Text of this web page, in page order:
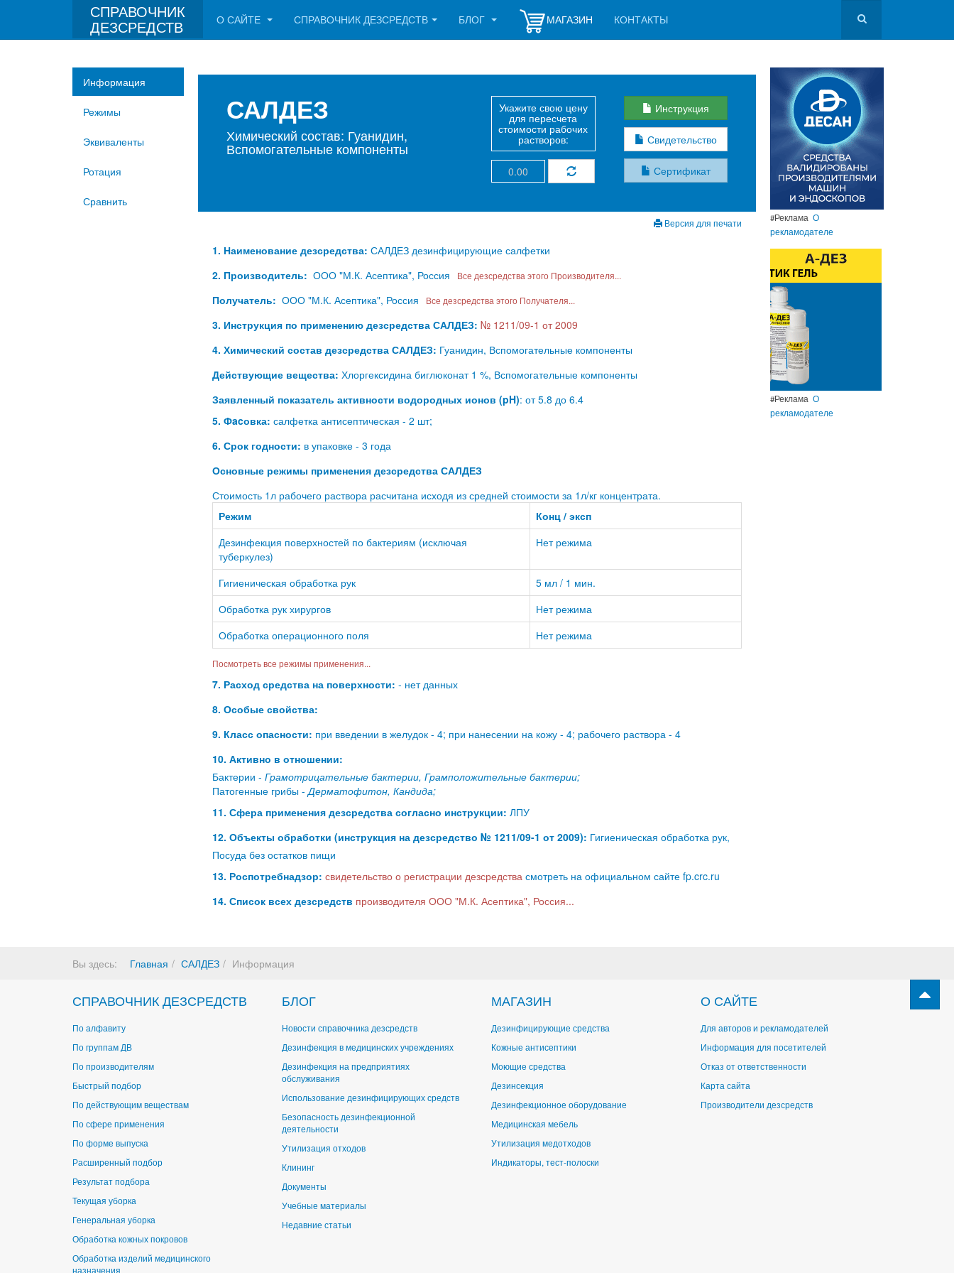
СПРАВОЧНИК
ДЕЗСРЕДСТВ О САЙТЕ СПРАВОЧНИК ДЕЗСРЕДСТВ БЛОГ МАГАЗИН КОНТАКТЫ
САЛДЕЗ
Химический состав: Гуанидин,
Вспомогательные компоненты
Укажите свою цену
для пересчета
стоимости рабочих
растворов:
Инструкция
Свидетельство
Сертификат
Версия для печати
1. Наименование дезсредства: САЛДЕЗ дезинфицирующие салфетки
2. Производитель: ООО "М.К. Асептика", Россия Все дезсредства этого Производителя...
Получатель: ООО "М.К. Асептика", Россия Все дезсредства этого Получателя...
3. Инструкция по применению дезсредства САЛДЕЗ: № 1211/09-1 от 2009
4. Химический состав дезсредства САЛДЕЗ: Гуанидин, Вспомогательные компоненты
Действующие вещества: Хлоргексидина биглюконат 1 %, Вспомогательные компоненты
Заявленный показатель активности водородных ионов (pH): от 5.8 до 6.4
5. Фacовка: салфетка антисептическая - 2 шт;
6. Срок годности: в упаковке - 3 года
Основные режимы применения дезсредства САЛДЕЗ
Стоимость 1л рабочего раствора расчитана исходя из средней стоимости за 1л/кг концентрата.
Режим
Конц / эксп
Дезинфекция поверхностей по бактериям (исключая
туберкулез)
Нет режима
Гигиеническая обработка рук
5 мл / 1 мин.
Обработка рук хирургов
Нет режима
Обработка операционного поля
Нет режима
Посмотреть все режимы применения...
7. Расход средства на поверхности: - нет данных
8. Особые свойства:
9. Класс опасности: при введении в желудок - 4; при нанесении на кожу - 4; рабочего раствора - 4
10. Активно в отношении:
Бактерии - Грамотрицательные бактерии, Грамположительные бактерии;
Патогенные грибы -Дерматофитон, Кандида;
11. Сфера применения дезсредства согласно инструкции: ЛПУ
12. Объекты обработки (инструкция на дезсредство № 1211/09-1 от 2009): Гигиеническая обработка рук,
Посуда без остатков пищи
13. Роспотребнадзор: свидетельство о регистрации дезсредства смотреть на официальном сайте fp.crc.ru
14. Список всех дезсредств производителя ООО "М.К. Асептика", Россия...
Информация
Режимы
Эквиваленты
Ротация
Сравнить
#РекламаО
рекламодателе
#РекламаО
рекламодателе
Вы здесь: Главная САЛДЕЗ Информация
СПРАВОЧНИК ДЕЗСРЕДСТВ
По алфавиту
По группам ДВ
По производителям
Быстрый подбор
По действующим веществам
По сфере применения
По форме выпуска
Расширенный подбор
Результат подбора
Текущая уборка
Генеральная уборка
Обработка кожных покровов
Обработка изделий медицинского
назначения
БЛОГ
Новости справочника дезсредств
Дезинфекция в медицинских учреждениях
Дезинфекция на предприятиях
обслуживания
Использование дезинфицирующих средств
Безопасность дезинфекционной
деятельности
Утилизация отходов
Клининг
Документы
Учебные материалы
Недавние статьи
МАГАЗИН
Дезинфицирующие средства
Кожные антисептики
Моющие средства
Дезинсекция
Дезинфекционное оборудование
Медицинская мебель
Утилизация медотходов
Индикаторы, тест-полоски
О САЙТЕ
Для авторов и рекламодателей
Информация для посетителей
Отказ от ответственности
Карта сайта
Производители дезсредств